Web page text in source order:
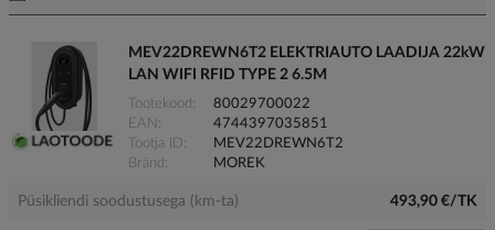
MEV22DREWN6T2 ELEKTRIAUTO LAADIJA 22kW
LAN WIFI RFID TYPE 2 6.5M
Tootekood
80029700022
EAN
4744397035851
Tootja ID
MEV22DREWN6T2
Bränd
MOREK
Püsikliendi soodustusega (km-ta) 493,90 €/TK